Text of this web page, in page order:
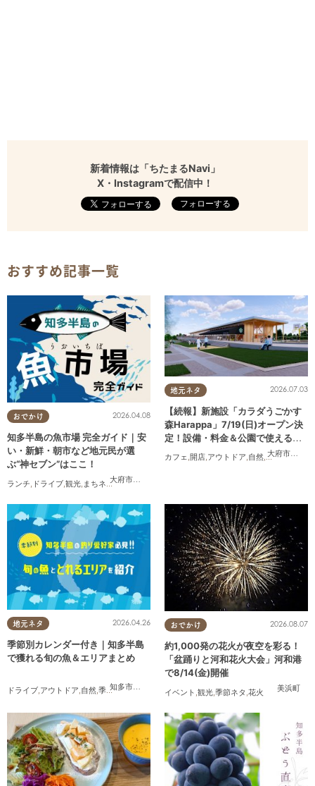
新着情報は「ちたまるNavi」
X・Instagramで配信中！
フォローする
おすすめ記事一覧
おでかけ
大府市
,半田市
2026.04.08
知多半島の魚市場 完全ガイド｜安
い・新鮮・朝市など地元民が選
ぶ“神セブン”はここ！
ランチ ドライブ 観光 まちネタ ,連載 家族
地元ネタ
大府市
,東浦
2026.07.03
【続報】新施設「カラダうごかす
森Harappa」7/19(日)オープン決
定！設備・料金＆公園で使えるレ
ンタルアイテムも登場
カフェ,開店,アウトドア,自然,まちネタ,
地元ネタ
知多市
,半田市 南知多町
2026.04.26
季節別カレンダー付き｜知多半島
で獲れる旬の魚＆エリアまとめ
ドライブ,アウトドア,自然,季節ネタ
おでかけ
美浜町
2026.08.07
約1,000発の花火が夜空を彩る！
「盆踊りと河和花火大会」河和港
で8/14(金)開催
イベント ,観光,季節ネタ ,花火